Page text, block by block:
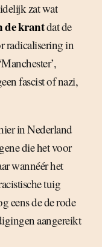
zat wat
de krantdat de
radicalisering in
fascist of nazi,
in Nederland
die het voor
wannéér het
tuig
eens de de rode
aangereikt